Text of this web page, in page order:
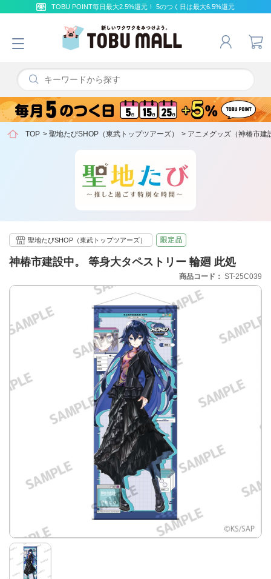
TOBU POINT毎日最大2.5%還元！ 5のつく日は最大6.5%還元
TOP > 聖地たびSHOP（東武トップツアーズ） > アニメグッズ（神椿市建
神椿市建設中。 等身大タペストリー 輪廻 此処
聖地たびSHOP（東武トップツアーズ）
商品コード ST-25C039